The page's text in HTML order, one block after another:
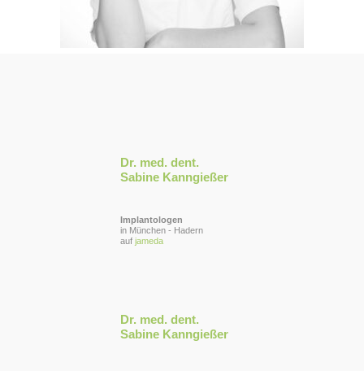
Dr. med. dent.
Sabine Kanngießer
Implantologen
in München - Hadern
auf jameda
Dr. med. dent.
Sabine Kanngießer